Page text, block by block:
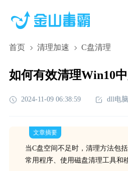
首页 清理加速 C盘清理
如何有效清理Win10
2024-11-09 06:38:59 dll电
文章摘要
当C盘空间不足时，清理方法包
常用程序、使用磁盘清理工具和